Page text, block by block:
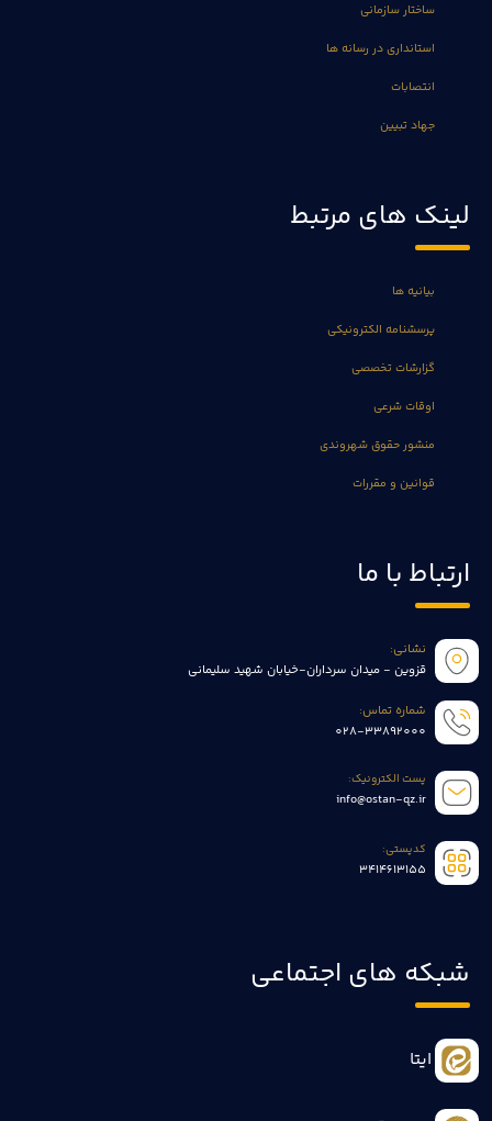
ساختار سازمانی
استانداری در رسانه ها
انتصابات
جهاد تبیین
لینک های مرتبط
بیانیه ها
پرسشنامه الکترونیکی
گزارشات تخصصی
اوقات شرعی
منشور حقوق شهروندی
قوانین و مقررات
ارتباط با ما
نشانی:
قزوین - میدان سرداران-خیابان شهید سلیمانی
شماره تماس:
028-33892000
پست الکترونیک:
info@ostan-qz.ir
کدپستی:
3414613155
شبکه های اجتماعی
ایتا